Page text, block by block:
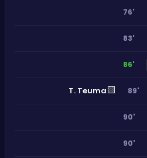
76'
83'
86'
T. Teuma🟨 89'
90'
90'